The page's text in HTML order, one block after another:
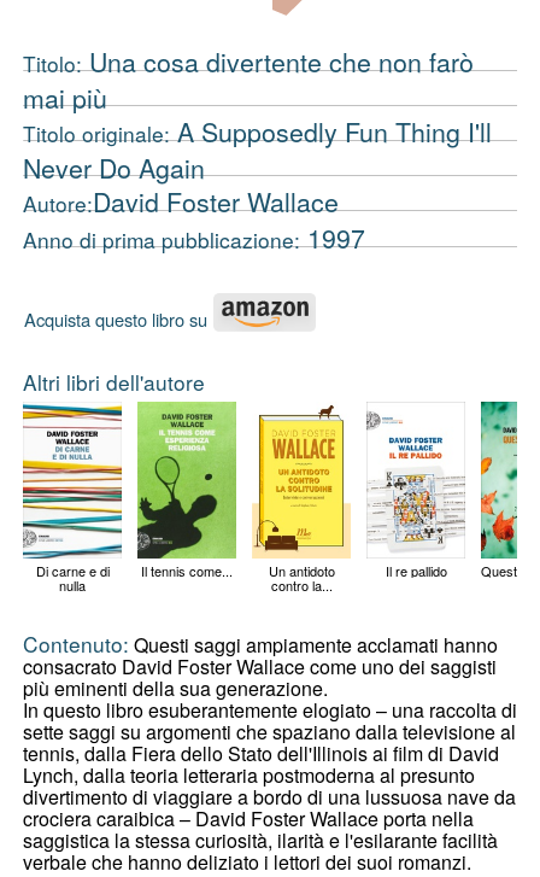
Titolo:Una cosa divertente che non farò
mai più
Titolo originale:A Supposedly Fun Thing I'll
Never Do Again
Autore:David Foster Wallace
Anno di prima pubblicazione:1997
Acquista questo libro su
Altri libri dell'autore
Di carne e di
nulla
Il tennis come... Un antidoto
contro la...
Il re pallido Questa è
Contenuto: Questi saggi ampiamente acclamati hanno
consacrato David Foster Wallace come uno dei saggisti
più eminenti della sua generazione.
In questo libro esuberantemente elogiato – una raccolta di
sette saggi su argomenti che spaziano dalla televisione al
tennis, dalla Fiera dello Stato dell'Illinois ai film di David
Lynch, dalla teoria letteraria postmoderna al presunto
divertimento di viaggiare a bordo di una lussuosa nave da
crociera caraibica – David Foster Wallace porta nella
saggistica la stessa curiosità, ilarità e l'esilarante facilità
verbale che hanno deliziato i lettori dei suoi romanzi.